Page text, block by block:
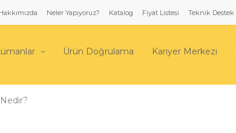
Neler Yapıyoruz? Katalog Fiyat Listesi Teknik Destek
Ürün Doğrulama Kariyer Merkezi